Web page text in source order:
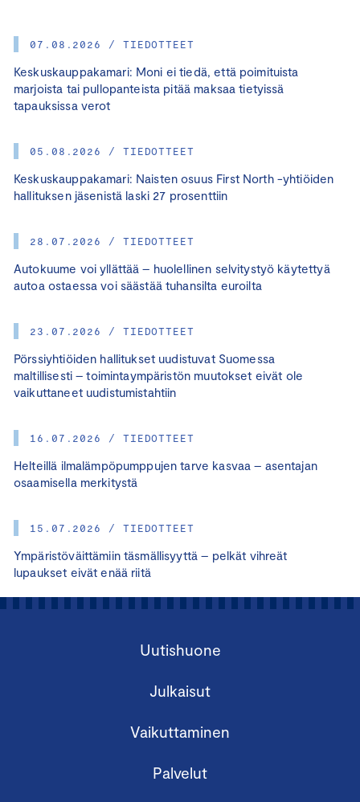
07.08.2026 / TIEDOTTEET
Keskuskauppakamari: Moni ei tiedä, että poimituista
marjoista tai pullopanteista pitää maksaa tietyissä
tapauksissa verot
05.08.2026 / TIEDOTTEET
Keskuskauppakamari: Naisten osuus First North -yhtiöiden
hallituksen jäsenistä laski 27 prosenttiin
28.07.2026 / TIEDOTTEET
Autokuume voi yllättää – huolellinen selvitystyö käytettyä
autoa ostaessa voi säästää tuhansilta euroilta
23.07.2026 / TIEDOTTEET
Pörssiyhtiöiden hallitukset uudistuvat Suomessa
maltillisesti – toimintaympäristön muutokset eivät ole
vaikuttaneet uudistumistahtiin
16.07.2026 / TIEDOTTEET
Helteillä ilmalämpöpumppujen tarve kasvaa – asentajan
osaamisella merkitystä
15.07.2026 / TIEDOTTEET
Ympäristöväittämiin täsmällisyyttä – pelkät vihreät
lupaukset eivät enää riitä
Uutishuone
Julkaisut
Vaikuttaminen
Palvelut